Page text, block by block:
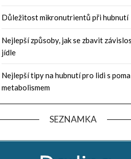
Důležitost mikronutrientů při hubnutí
Nejlepší způsoby, jak se zbavit
jídle
Nejlepší tipy na hubnutí pro lidi s
metabolismem
SEZNAMKA